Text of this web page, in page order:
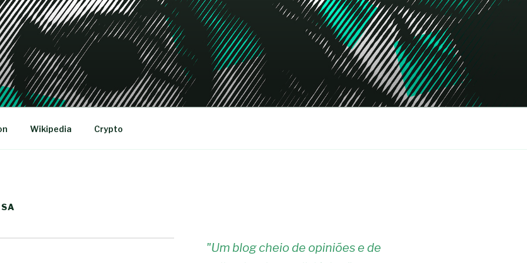
Wikipedia Crypto
"Um blog cheio de opiniões e de